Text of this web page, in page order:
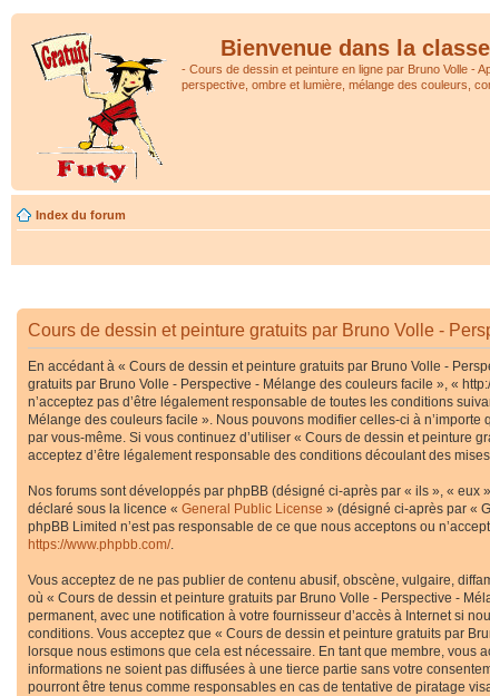
Bienvenue dans la
- Cours de dessin et peinture en ligne par Bruno Volle -
perspective, ombre et lumière, mélange des couleurs,
Index du forum
Cours de dessin et peinture gratuits par Bruno Volle -
En accédant à « Cours de dessin et peinture gratuits par Bruno Volle -
gratuits par Bruno Volle - Perspective - Mélange des couleurs facile », «
n’acceptez pas d’être légalement responsable de toutes les conditions
Mélange des couleurs facile ». Nous pouvons modifier celles-ci à
par vous-même. Si vous continuez d’utiliser « Cours de dessin et peinture
acceptez d’être légalement responsable des conditions découlant des
Nos forums sont développés par phpBB (désigné ci-après par « ils », «
déclaré sous la licence « General Public License » (désigné ci-après par «
phpBB Limited n’est pas responsable de ce que nous acceptons ou
https://www.phpbb.com/.
Vous acceptez de ne pas publier de contenu abusif, obscène, vulgaire,
où « Cours de dessin et peinture gratuits par Bruno Volle - Perspective -
permanent, avec une notification à votre fournisseur d’accès à Internet si
conditions. Vous acceptez que « Cours de dessin et peinture gratuits par
lorsque nous estimons que cela est nécessaire. En tant que membre,
informations ne soient pas diffusées à une tierce partie sans votre
pourront être tenus comme responsables en cas de tentative de piratage